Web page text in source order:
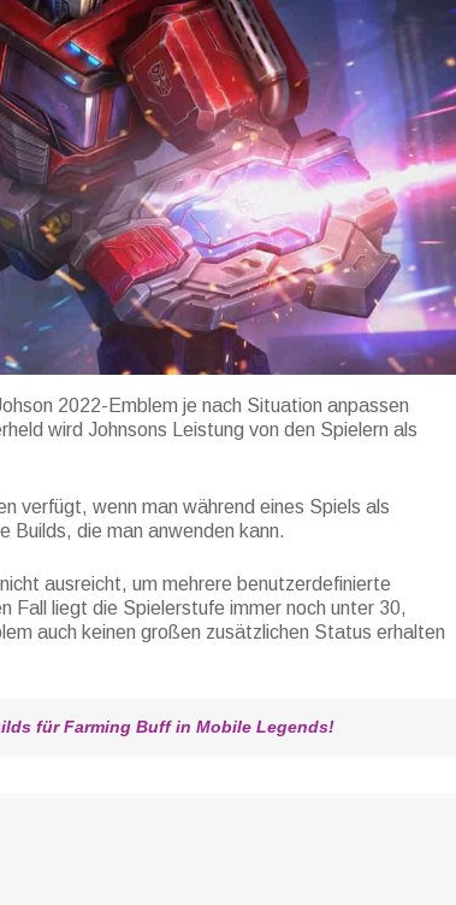
2022-Emblem je nach Situation anpassen
wird Johnsons Leistung von den Spielern als
verfügt, wenn man während eines Spiels als
Builds, die man anwenden kann.
ausreicht, um mehrere benutzerdefinierte
Fall liegt die Spielerstufe immer noch unter 30,
auch keinen großen zusätzlichen Status erhalten
für Farming Buff in Mobile Legends!